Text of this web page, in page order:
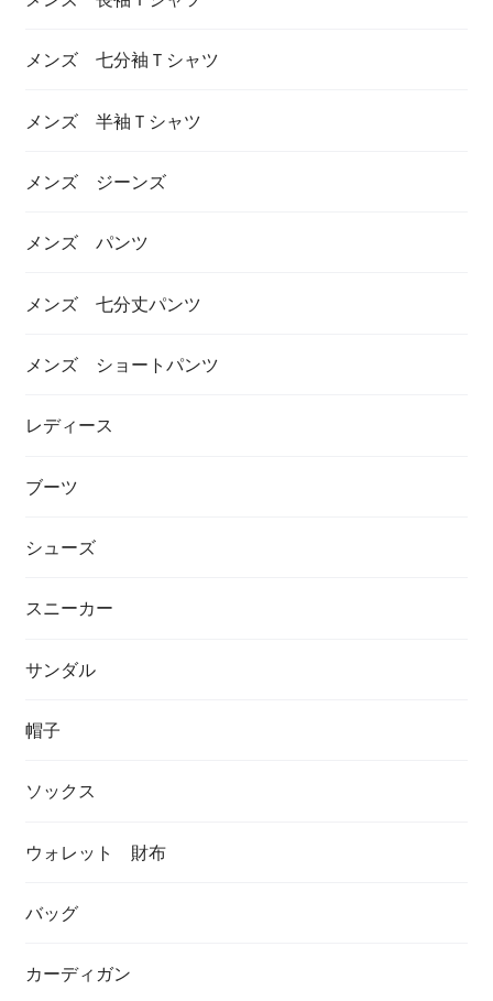
メンズ 七分袖Ｔシャツ
メンズ 半袖Ｔシャツ
メンズ ジーンズ
メンズ パンツ
メンズ 七分丈パンツ
メンズ ショートパンツ
レディース
ブーツ
シューズ
スニーカー
サンダル
帽子
ソックス
ウォレット 財布
バッグ
カーディガン